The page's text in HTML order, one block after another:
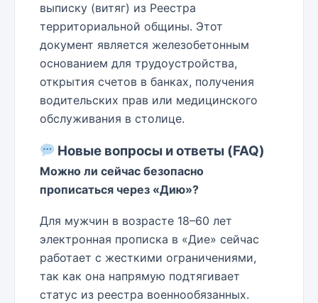
выписку (витяг) из Реестра
территориальной общины. Этот
документ является железобетонным
основанием для трудоустройства,
открытия счетов в банках, получения
водительских прав или медицинского
обслуживания в столице.
Новые вопросы и ответы (FAQ)
Можно ли сейчас безопасно
прописаться через «Дию»?
Для мужчин в возрасте 18–60 лет
электронная прописка в «Дие» сейчас
работает с жесткими ограничениями,
так как она напрямую подтягивает
статус из реестра военнообязанных.